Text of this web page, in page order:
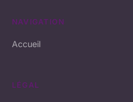
NAVIGATION
Accueil
LÉGAL